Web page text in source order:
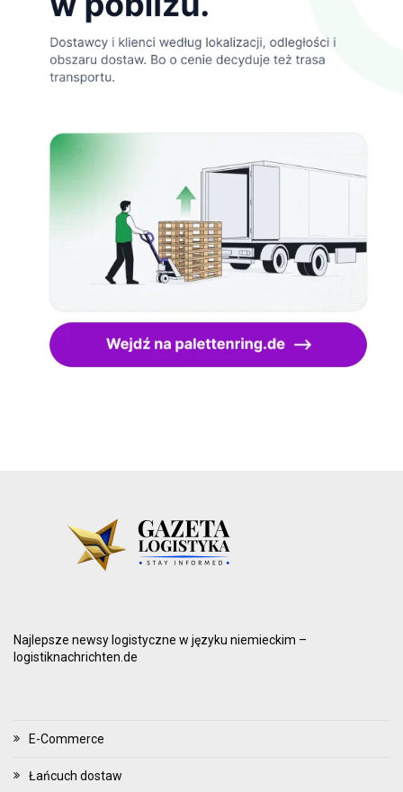
Najlepsze newsy logistyczne w języku niemieckim –
logistiknachrichten.de
E-Commerce
Łańcuch dostaw